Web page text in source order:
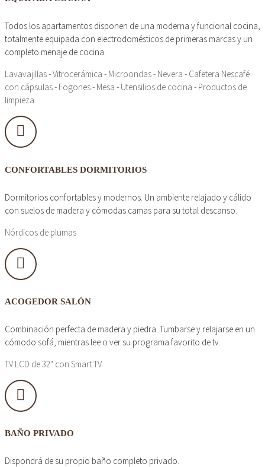
Todos los apartamentos disponen de una moderna y funcional cocina,
totalmente equipada con electrodomésticos de primeras marcas y un
completo menaje de cocina.
Lavavajillas - Vitrocerámica - Microondas - Nevera - Cafetera Nescafé
con cápsulas - Fogones - Mesa - Utensilios de cocina - Productos de
limpieza
CONFORTABLES DORMITORIOS
Dormitorios confortables y modernos. Un ambiente relajado y cálido
con suelos de madera y cómodas camas para su total descanso.
Nórdicos de plumas
ACOGEDOR SALÓN
Combinación perfecta de madera y piedra. Tumbarse y relajarse en un
cómodo sofá, mientras lee o ver su programa favorito de tv.
TV LCD de 32" con Smart TV.
BAÑO PRIVADO
Dispondrá de su propio baño completo privado.